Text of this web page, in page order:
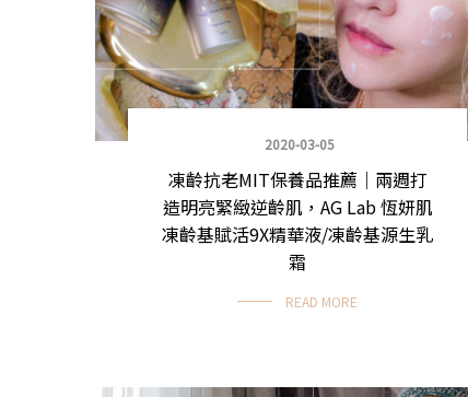
2020-03-05
凍齡抗老MIT保養品推薦｜兩週打
造明亮緊緻逆齡肌，AG Lab 恆妍肌
凍齡基賦活9X精華液/凍齡基源生乳
霜
READ MORE